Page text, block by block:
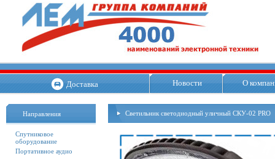
Доставка Новости О
Направления
Спутниковое
оборудование
Портативное аудио
Светильник светодиодный уличный СКУ-02 PRO